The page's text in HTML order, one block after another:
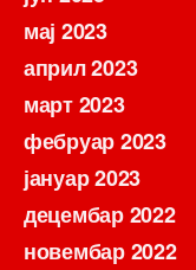
мај 2023
април 2023
март 2023
фебруар 2023
јануар 2023
децембар 2022
новембар 2022